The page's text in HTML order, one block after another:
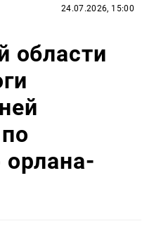
24.07.2026, 15:00
области